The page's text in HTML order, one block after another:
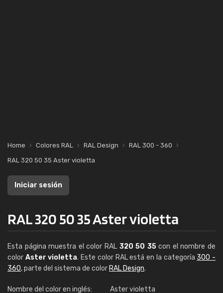
Home Colores RAL RAL Design
RAL 300 - 360
RAL 320 50 35 Aster violetta
Iniciar sesión
RAL 320 50 35 Aster violetta
Esta página muestra el color RAL 320 50 35con el nombre de
color Aster violetta. Este color RAL está en la categoría 300 -
360, parte del sistema de color RAL Design.
Nombre del color en inglés:
Aster violetta